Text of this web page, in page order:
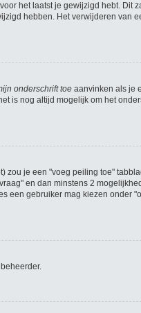
het laatst je gewijzigd hebt. Dit
hebben. Het verwijderen van
onderschrift toe aanvinken als je
is nog altijd mogelijk om het
zou je een "voeg peiling toe"
en dan minstens 2
een gebruiker mag kiezen onder